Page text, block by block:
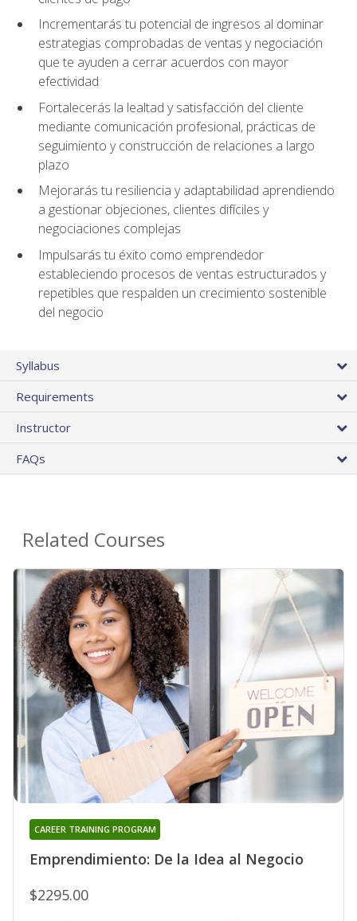
Incrementarás tu potencial de ingresos al dominar
estrategias comprobadas de ventas y negociación
que te ayuden a cerrar acuerdos con mayor
efectividad
Fortalecerás la lealtad y satisfacción del cliente
mediante comunicación profesional, prácticas de
seguimiento y construcción de relaciones a largo
plazo
Mejorarás tu resiliencia y adaptabilidad aprendiendo
a gestionar objeciones, clientes difíciles y
negociaciones complejas
Impulsarás tu éxito como emprendedor
estableciendo procesos de ventas estructurados y
repetibles que respalden un crecimiento sostenible
del negocio
Syllabus
Requirements
Instructor
FAQs
Related Courses
Emprendimiento: De la Idea al Negocio
CAREER TRAINING PROGRAM
$2295.00